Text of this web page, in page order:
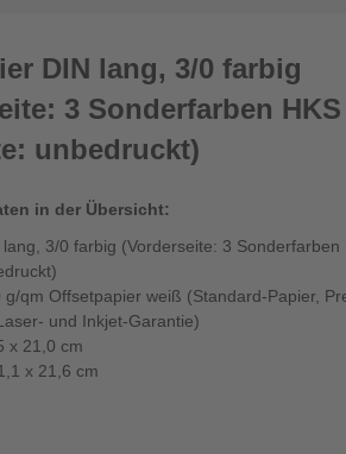
DIN lang, 3/0 farbig
3 Sonderfarben HKS
unbedruckt)
in der Übersicht:
3/0 farbig (Vorderseite: 3 Sonderfarben
g/qm Offsetpapier weiß (Standard-Papier,
und Inkjet-Garantie)
x 21,0 cm
x 21,6 cm